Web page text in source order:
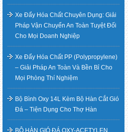
Xe Đẩy Hóa Chất Chuyên Dụng: Giải
Pháp Vận Chuyển An Toàn Tuyệt Đối
Cho Mọi Doanh Nghiệp
Xe Đẩy Hóa Chất PP (Polypropylene)
– Giải Pháp An Toàn Và Bền Bỉ Cho
Mọi Phòng Thí Nghiệm
Bộ Bình Oxy 14L Kèm Bộ Hàn Cắt Gió
Đá – Tiện Dụng Cho Thợ Hàn
BỘ HÀN GIÓ ĐÁ OXY-ACETYLEN